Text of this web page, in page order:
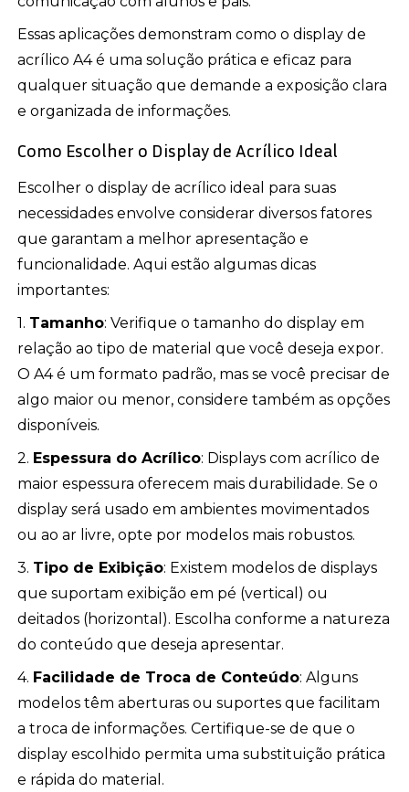
Essas aplicações demonstram como o display de
acrílico A4 é uma solução prática e eficaz para
qualquer situação que demande a exposição clara
e organizada de informações.
Como Escolher o Display de Acrílico Ideal
Escolher o display de acrílico ideal para suas
necessidades envolve considerar diversos fatores
que garantam a melhor apresentação e
funcionalidade. Aqui estão algumas dicas
importantes:
1. Tamanho: Verifique o tamanho do display em
relação ao tipo de material que você deseja expor.
O A4 é um formato padrão, mas se você precisar de
algo maior ou menor, considere também as opções
disponíveis.
2. Espessura do Acrílico: Displays com acrílico de
maior espessura oferecem mais durabilidade. Se o
display será usado em ambientes movimentados
ou ao ar livre, opte por modelos mais robustos.
3. Tipo de Exibição: Existem modelos de displays
que suportam exibição em pé (vertical) ou
deitados (horizontal). Escolha conforme a natureza
do conteúdo que deseja apresentar.
4. Facilidade de Troca de Conteúdo: Alguns
modelos têm aberturas ou suportes que facilitam
a troca de informações. Certifique-se de que o
display escolhido permita uma substituição prática
e rápida do material.